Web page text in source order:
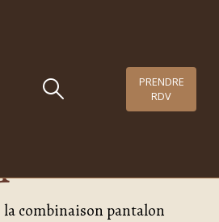
PRENDRE
RDV
combinaison pantalon